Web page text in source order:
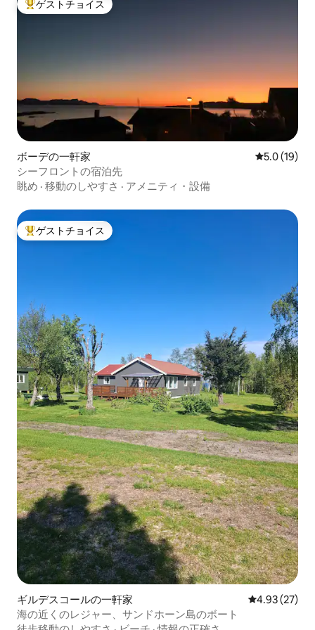
大好評のゲストチョイスです。
ゲストチョイス
ボーデの一軒家 レビュー19
5.0 (19)
シーフロントの宿泊先
眺め · 移動のしやすさ · アメニティ・設備
大好評のゲストチョイスです。
ゲストチョイス
ギルデスコールの一軒家 レビュー27
4.93 (27)
海の近くのレジャー、サンドホーン島のボート